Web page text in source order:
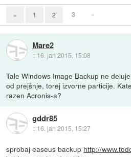
« 1 2 3 »
Mare2
:: 16. jan 2015, 15:08
Tale Windows Image Backup ne
od prejšnje, torej izvorne particije.
razen Acronis-a?
gddr85
:: 16. jan 2015, 15:27
sprobaj easeus backup http://